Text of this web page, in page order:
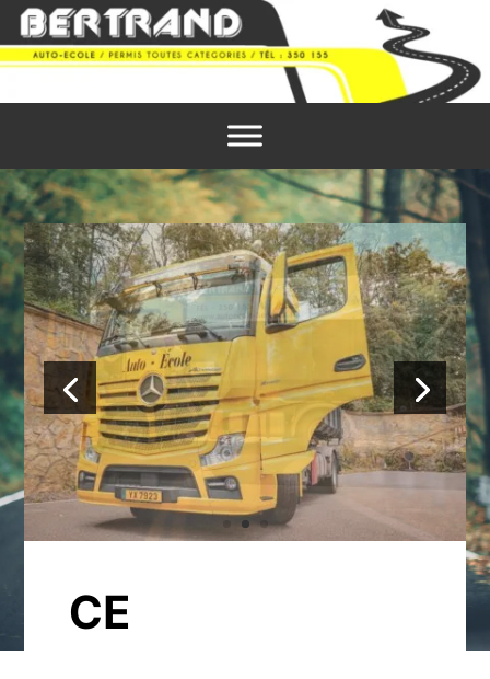
CE